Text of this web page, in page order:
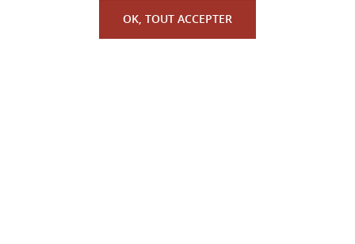
OK, TOUT ACCEPTER